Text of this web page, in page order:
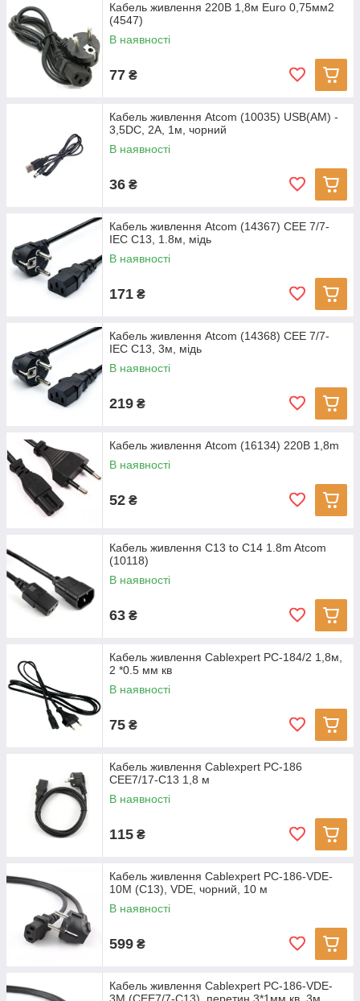
Кабель живлення 220В 1,8м Euro 0,75мм2
(4547)
В наявності
77 ₴
Кабель живлення Atcom (10035) USB(AM) -
3,5DC, 2A, 1м, чорний
В наявності
36 ₴
Кабель живлення Atcom (14367) CEE 7/7-
IEC C13, 1.8м, мідь
В наявності
171 ₴
Кабель живлення Atcom (14368) CEE 7/7-
IEC C13, 3м, мідь
В наявності
219 ₴
Кабель живлення Atcom (16134) 220В 1,8m
В наявності
52 ₴
Кабель живлення C13 to C14 1.8m Atcom
(10118)
В наявності
63 ₴
Кабель живлення Cablexpert PC-184/2 1,8м,
2 *0.5 мм кв
В наявності
75 ₴
Кабель живлення Cablexpert PC-186
CEE7/17-C13 1,8 м
В наявності
115 ₴
Кабель живлення Cablexpert PC-186-VDE-
10M (С13), VDE, чорний, 10 м
В наявності
599 ₴
Кабель живлення Cablexpert PC-186-VDE-